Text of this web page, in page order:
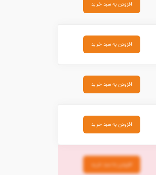
افزودن به سبد خرید
افزودن به سبد خرید
افزودن به سبد خرید
افزودن به سبد خرید
افزودن به سبد خرید